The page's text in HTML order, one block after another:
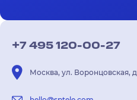
+7 495 120-00-27
Москва, ул. Воронцовская,